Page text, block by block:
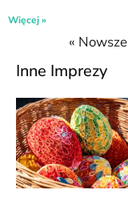
Więcej »
« Nowsze
Inne Imprezy